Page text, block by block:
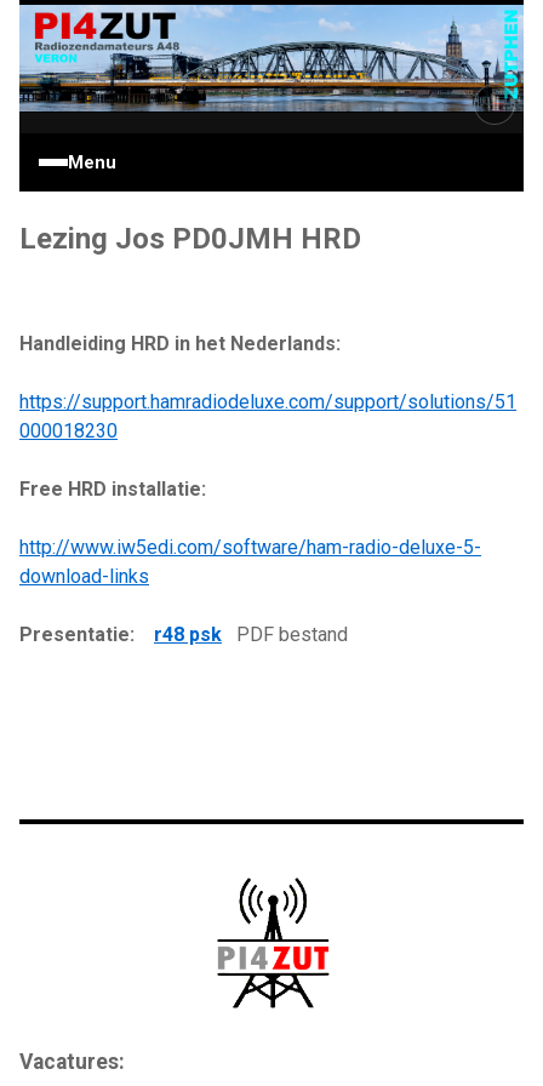
Ga
naar
de
inhoud
Ⅱ
Menu
Lezing Jos PD0JMH HRD
Handleiding HRD in het Nederlands:
https://support.hamradiodeluxe.com/support/solutions/51
000018230
Free HRD installatie:
http://www.iw5edi.com/software/ham-radio-deluxe-5-
download-links
Presentatie: r48 psk PDF bestand
Vacatures: